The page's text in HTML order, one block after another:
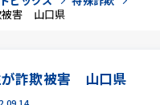
被害 山口県
が詐欺被害 山口県